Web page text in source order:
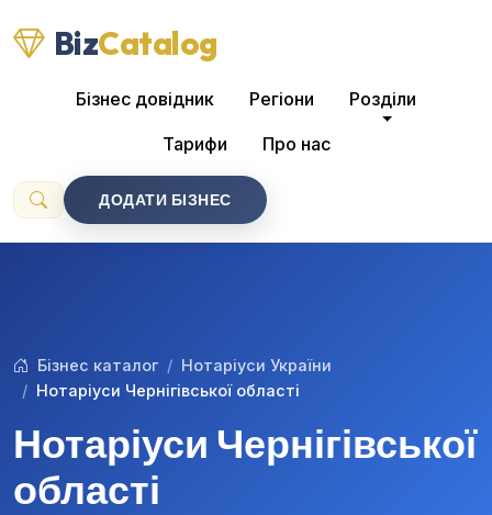
BizCatalog
Бізнес довідник Регіони Розділи
Тарифи Про нас
ДОДАТИ БІЗНЕС
Бізнес каталог
Нотаріуси України
Нотаріуси Чернігівської області
Нотаріуси Чернігівської
області